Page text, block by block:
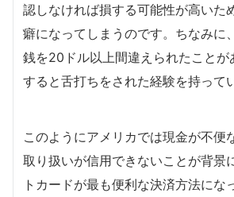
認しなければ損する可能性が高いた
癖になってしまうのです。ちなみに
銭を20ドル以上間違えられたことが
すると舌打ちをされた経験を持って
このようにアメリカでは現金が不便
取り扱いが信用できないことが背景
トカードが最も便利な決済方法にな